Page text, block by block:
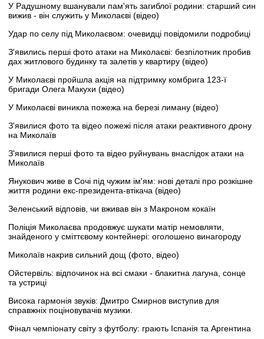
У Радушному вшанували пам'ять загиблої родини: старший син
вижив - він служить у Миколаєві (відео)
Удар по селу під Миколаєвом: очевидці повідомили подробиці
З'явились перші фото атаки на Миколаєві: безпілотник пробив
дах житлового будинку та залетів у квартиру (відео)
У Миколаєві пройшла акція на підтримку комбрига 123-ї
бригади Олега Макухи (відео)
У Миколаєві виникла пожежа на березі лиману (відео)
З'явилися фото та відео пожежі після атаки реактивного дрону
на Миколаїв
З'явилися перші фото та відео руйнувань внаслідок атаки на
Миколаїв
Янукович живе в Сочі під чужим ім'ям: нові деталі про розкішне
життя родини екс-президента-втікача (відео)
Зеленський відповів, чи вживав він з Макроном кокаїн
Поліція Миколаєва продовжує шукати матір немовляти,
знайденого у сміттєвому контейнері: оголошено винагороду
Миколаїв накрив сильний дощ (фото, відео)
Ойстервіль: відпочинок на всі смаки - блакитна лагуна, сонце
та устриці
Висока гармонія звуків: Дмитро Смирнов виступив для
справжніх поціновувачів музики.
Фінал чемпіонату світу з футболу: грають Іспанія та Аргентина